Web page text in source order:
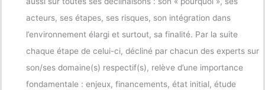
acteurs, ses étapes, ses risques, son intégration dans
l’environnement élargi et surtout, sa finalité. Par la suite
chaque étape de celui-ci, décliné par chacun des experts sur
son/ses domaine(s) respectif(s), relève d’une importance
fondamentale : enjeux, financements, état initial, étude